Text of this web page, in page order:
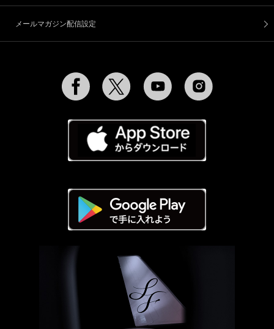
メールマガジン配信設定
Facebook Twitter YouTube Instagram